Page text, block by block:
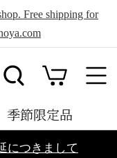
Free shipping for
季節限定品
につきまして